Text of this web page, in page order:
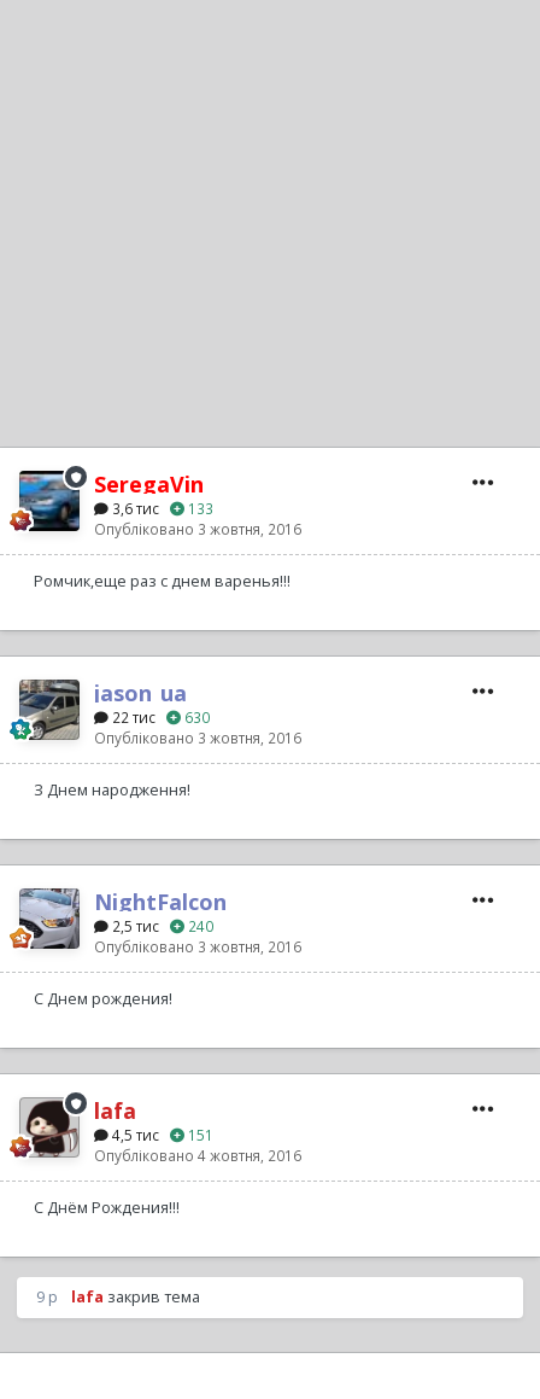
SeregaVin
3,6 тис
133
Опубліковано 3 жовтня, 2016
Ромчик,еще раз с днем варенья!!!
jason_ua
22 тис
630
Опубліковано 3 жовтня, 2016
З Днем народження!
NightFalcon
2,5 тис
240
Опубліковано 3 жовтня, 2016
С Днем рождения!
lafa
4,5 тис
151
Опубліковано 4 жовтня, 2016
С Днём Рождения!!!
9 р lafa закрив тема